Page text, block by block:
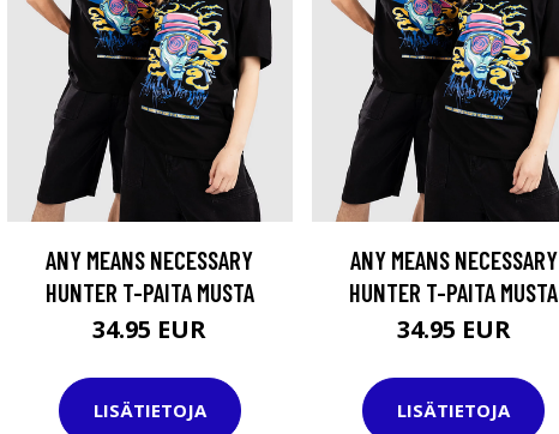
ANY MEANS NECESSARY
HUNTER T-PAITA MUSTA
34.95 EUR
LISÄTIETOJA
ANY MEANS NECESSARY
HUNTER T-PAITA MUSTA
34.95 EUR
LISÄTIETOJA